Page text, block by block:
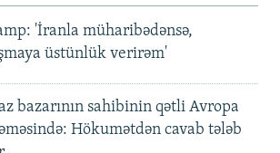
'İranla müharibədənsə,
üstünlük verirəm'
bazarının sahibinin qətli Avropa
Hökumətdən cavab tələb